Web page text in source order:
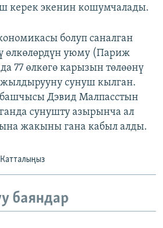
керек экенин кошумчалады.
болуп саналган
өлкөлөрдүн уюму (Париж
77 өлкөгө карызын төлөөнү
сунуш кылган.
Дэвид Малпасстын
сунушту азырынча ал
жакыны гана кабыл алды.
Катталыңыз
баяндар